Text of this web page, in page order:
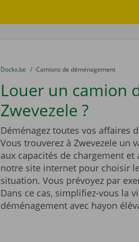
You are here:
du
Dockx.be to
Camions de déménagement
Louer un camion
Zwevezele ?
Déménagez toutes vos affaires
Vous trouverez à Zwevezele un
aux capacités de chargement
notre site internet pour choisir
situation. Vous prévoyez par
Dans ce cas, simplifiez-vous la
déménagement avec hayon